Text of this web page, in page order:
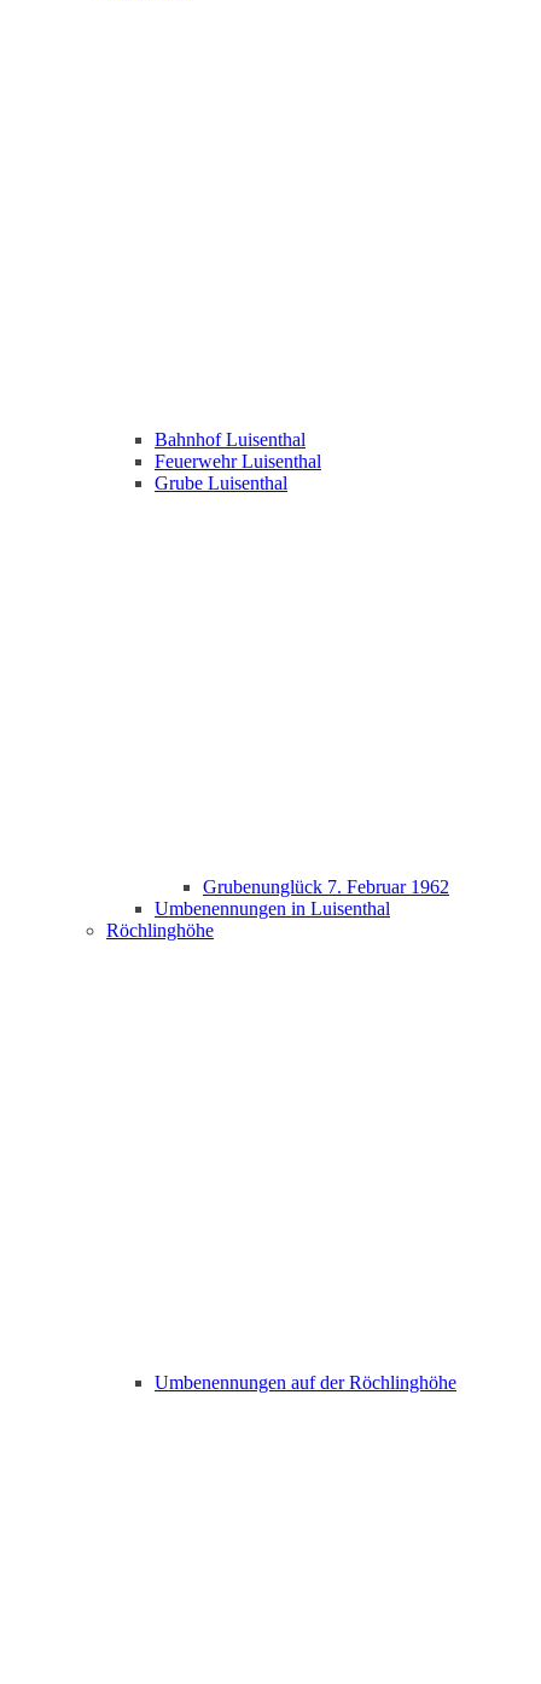
Bahnhof Luisenthal
Feuerwehr Luisenthal
Grube Luisenthal
Grubenunglück 7. Februar 1962
Umbenennungen in Luisenthal
Röchlinghöhe
Umbenennungen auf der Röchlinghöhe